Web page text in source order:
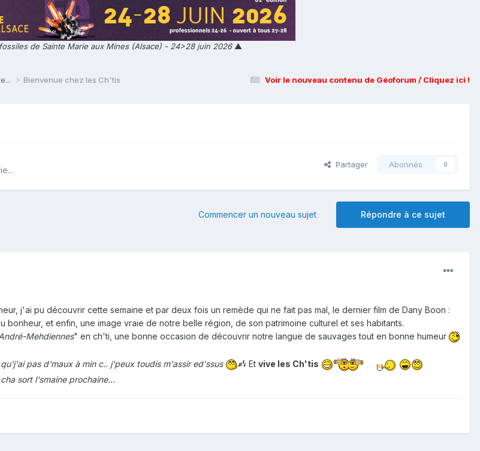
de Sainte Marie aux Mines (Alsace) - 24>28 juin 2026▲
Voir le nouveau contenu de Géoforum / Cliquez ici !
Bienvenue chez les Ch'tis
Partager Abonnés 0
Répondre à ce sujet
Commencer un nouveau sujet
j'ai pu découvrir cette semaine et par deux fois un remède qui ne fait pas mal, le dernier film de Dany Boon :
bonheur, et enfin, une image vraie de notre belle région, de son patrimoine culturel et ses habitants.
Mehdiennes" en ch'ti, une bonne occasion de découvrir notre langue de sauvages tout en bonne humeur
pas d'maux à min c.. j'peux toudis m'assir ed'ssus Et vive les Ch'tis
sort l'smaine prochaine...